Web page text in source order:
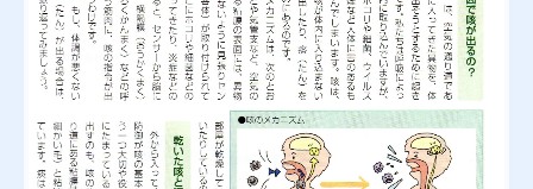
各種健診・検診